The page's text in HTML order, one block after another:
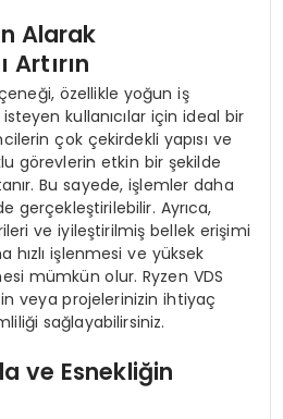
Alarak
Artırın
özellikle yoğun iş
kullanıcılar için ideal bir
çok çekirdekli yapısı ve
görevlerin etkin bir şekilde
Bu sayede, işlemler daha
gerçekleştirilebilir. Ayrıca,
ve iyileştirilmiş bellek erişimi
hızlı işlenmesi ve yüksek
mümkün olur. Ryzen VDS
veya projelerinizin ihtiyaç
sağlayabilirsiniz.
ve Esnekliğin